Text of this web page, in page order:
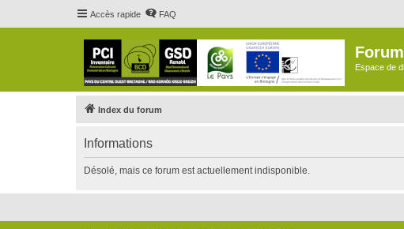
Accès rapide FAQ
Espace de
Index du forum
Informations
Désolé, mais ce forum est actuellement indisponible.